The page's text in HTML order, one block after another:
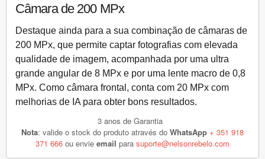
Câmara de 200 MPx
Destaque ainda para a sua combinação de câmaras de
200 MPx, que permite captar fotografias com elevada
qualidade de imagem, acompanhada por uma ultra
grande angular de 8 MPx e por uma lente macro de 0,8
MPx. Como câmara frontal, conta com 20 MPx com
melhorias de IA para obter bons resultados.
3 anos de Garantia
Nota: valide o stock do produto através do WhatsApp + 351 918
371 666 ou envie email para suporte@nelsonrebelo.com